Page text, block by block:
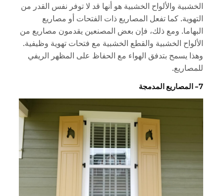
الخشبية والألواح الخشبية هو أنها قد لا توفر نفس القدر من
التهوية. كما تفعل المصاريع ذات الفتحات أو مصاريع
البهاما. ومع ذلك، فإن بعض المصنعين يقدمون مصاريع من
الألواح الخشبية والقطع الخشبية مع فتحات تهوية وظيفية.
وهذا يسمح بتدفق الهواء مع الحفاظ على المظهر الريفي
للمصاريع.
7- المصاريع المدمجة